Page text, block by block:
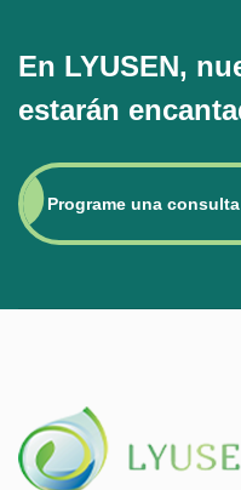
En LYUSEN,
estarán
Programe una